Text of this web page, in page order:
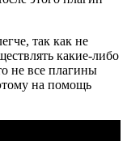
так как не
какие-либо
не все плагины
на помощь